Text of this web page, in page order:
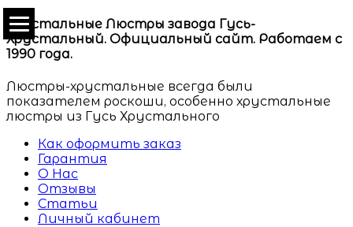
Хрустальные Люстры завода Гусь-
Хрустальный. Официальный сайт. Работаем с
1990 года.
Люстры-хрустальные всегда были
показателем роскоши, особенно хрустальные
люстры из Гусь Хрустального
Как оформить заказ
Гарантия
О Нас
Отзывы
Статьи
Личный кабинет